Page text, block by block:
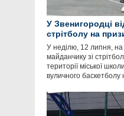
У Звенигородці
стрітболу на
У неділю, 12 липня,
майданчику зі
території міської
вуличного баскетболу